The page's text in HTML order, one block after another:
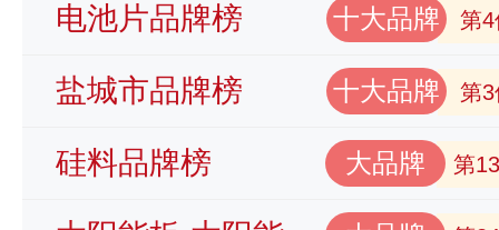
电池片品牌榜 十大品牌 第4
盐城市品牌榜 十大品牌 第3
硅料品牌榜 大品牌 第